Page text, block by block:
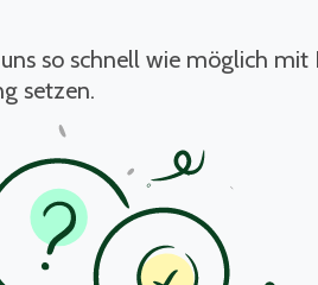
so schnell wie möglich mit
setzen.